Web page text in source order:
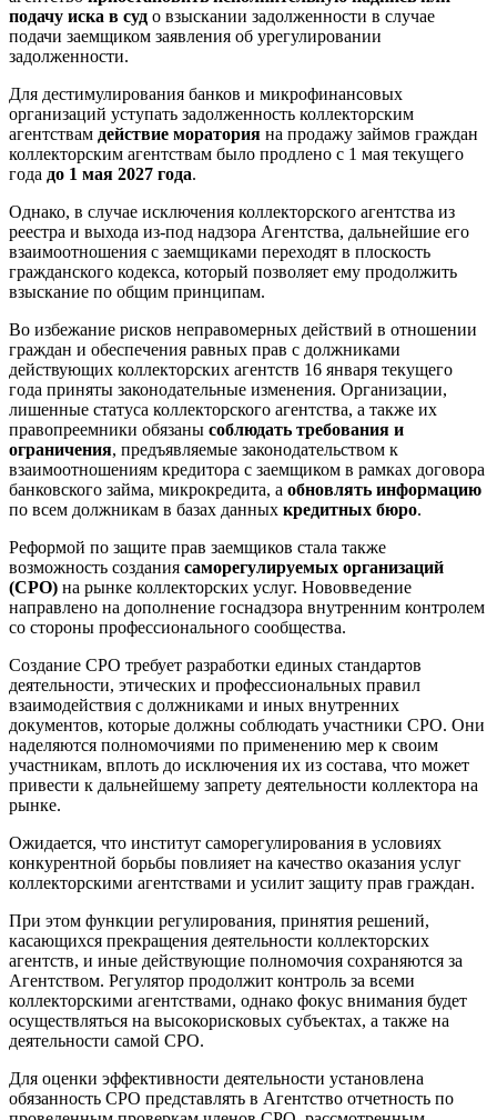
подачу иска в суд о взыскании задолженности в случае
подачи заемщиком заявления об урегулировании
задолженности.
Для дестимулирования банков и микрофинансовых
организаций уступать задолженность коллекторским
агентствам действие моратория на продажу займов граждан
коллекторским агентствам было продлено с 1 мая текущего
года до 1 мая 2027 года.
Однако, в случае исключения коллекторского агентства из
реестра и выхода из-под надзора Агентства, дальнейшие его
взаимоотношения с заемщиками переходят в плоскость
гражданского кодекса, который позволяет ему продолжить
взыскание по общим принципам.
Во избежание рисков неправомерных действий в отношении
граждан и обеспечения равных прав с должниками
действующих коллекторских агентств 16 января текущего
года приняты законодательные изменения. Организации,
лишенные статуса коллекторского агентства, а также их
правопреемники обязаны соблюдать требования и
ограничения, предъявляемые законодательством к
взаимоотношениям кредитора с заемщиком в рамках договора
банковского займа, микрокредита, а обновлять информацию
по всем должникам в базах данных кредитных бюро.
Реформой по защите прав заемщиков стала также
возможность создания саморегулируемых организаций
(СРО) на рынке коллекторских услуг. Нововведение
направлено на дополнение госнадзора внутренним контролем
со стороны профессионального сообщества.
Создание СРО требует разработки единых стандартов
деятельности, этических и профессиональных правил
взаимодействия с должниками и иных внутренних
документов, которые должны соблюдать участники СРО. Они
наделяются полномочиями по применению мер к своим
участникам, вплоть до исключения их из состава, что может
привести к дальнейшему запрету деятельности коллектора на
рынке.
Ожидается, что институт саморегулирования в условиях
конкурентной борьбы повлияет на качество оказания услуг
коллекторскими агентствами и усилит защиту прав граждан.
При этом функции регулирования, принятия решений,
касающихся прекращения деятельности коллекторских
агентств, и иные действующие полномочия сохраняются за
Агентством. Регулятор продолжит контроль за всеми
коллекторскими агентствами, однако фокус внимания будет
осуществляться на высокорисковых субъектах, а также на
деятельности самой СРО.
Для оценки эффективности деятельности установлена
обязанность СРО представлять в Агентство отчетность по